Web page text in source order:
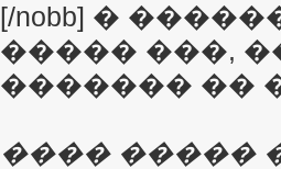
[/nobb] �
����� ���,
������� ��
���� �����